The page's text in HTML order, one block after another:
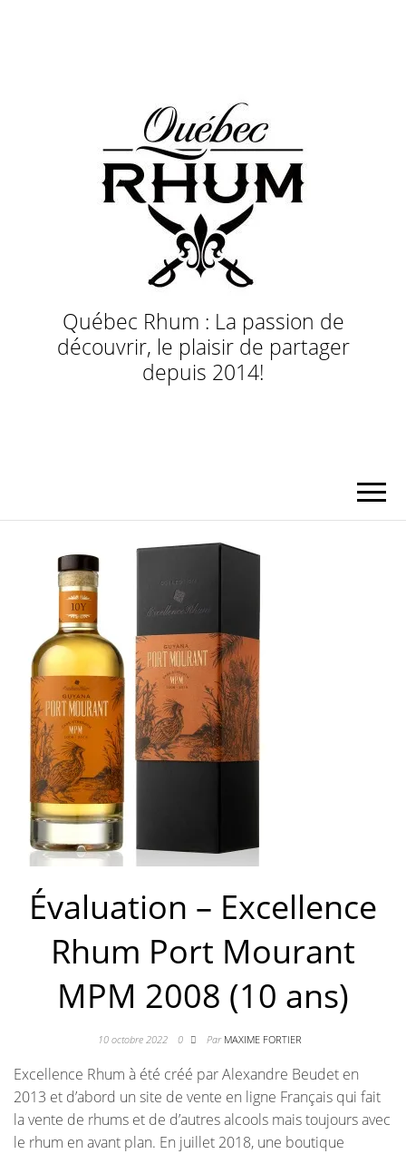
Québec Rhum : La passion de
découvrir, le plaisir de partager
depuis 2014!
Évaluation – Excellence
Rhum Port Mourant
MPM 2008 (10 ans)
10 octobre 2022 0 Par MAXIME FORTIER
Excellence Rhum à été créé par Alexandre Beudet en
2013 et d’abord un site de vente en ligne Français qui fait
la vente de rhums et de d’autres alcools mais toujours avec
le rhum en avant plan. En juillet 2018, une boutique